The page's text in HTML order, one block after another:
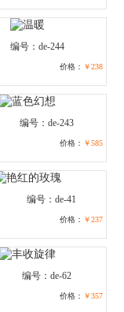
编号：de-244
价格： ￥238
编号：de-243
价格： ￥585
编号：de-41
价格： ￥237
编号：de-62
价格： ￥357